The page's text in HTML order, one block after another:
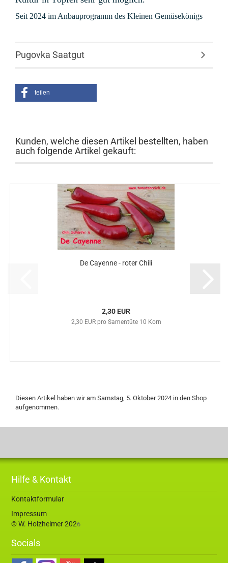
Seit 2024 im Anbauprogramm des Kleinen Gemüsekönigs
Pugovka Saatgut
teilen
Kunden, welche diesen Artikel bestellten, haben
auch folgende Artikel gekauft:
De Cayenne - roter Chili
2,30 EUR
2,30 EUR pro Samentüte 10 Korn
Diesen Artikel haben wir am Samstag, 5. Oktober 2024 in den Shop
aufgenommen.
Hilfe & Kontakt
Kontaktformular
Impressum
© W. Holzheimer 2026
Socials